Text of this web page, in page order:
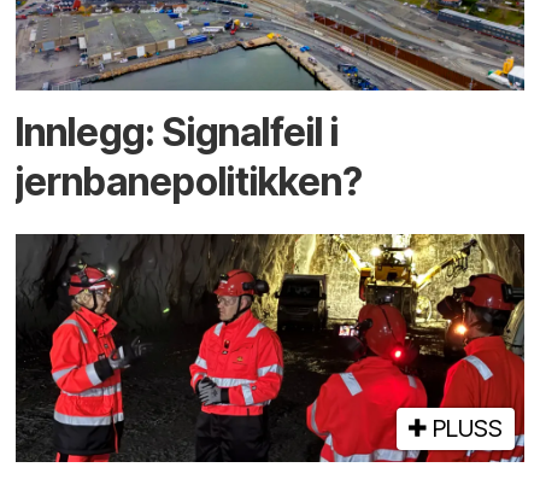
Innlegg: Signalfeil i
jernbanepolitikken?
PLUSS